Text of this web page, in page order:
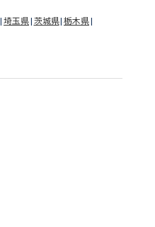
埼玉県 茨城県 栃木県